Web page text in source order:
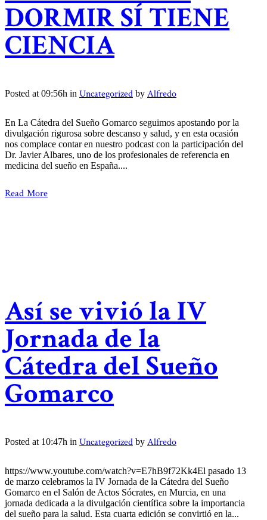
DORMIR SÍ TIENE
CIENCIA
Posted at 09:56h in Uncategorized by Alfredo
En La Cátedra del Sueño Gomarco seguimos apostando por la
divulgación rigurosa sobre descanso y salud, y en esta ocasión
nos complace contar en nuestro podcast con la participación del
Dr. Javier Albares, uno de los profesionales de referencia en
medicina del sueño en España....
Read More
Así se vivió la IV
Jornada de la
Cátedra del Sueño
Gomarco
Posted at 10:47h in Uncategorized by Alfredo
https://www.youtube.com/watch?v=E7hB9f72Kk4El pasado 13
de marzo celebramos la IV Jornada de la Cátedra del Sueño
Gomarco en el Salón de Actos Sócrates, en Murcia, en una
jornada dedicada a la divulgación científica sobre la importancia
del sueño para la salud. Esta cuarta edición se convirtió en la...